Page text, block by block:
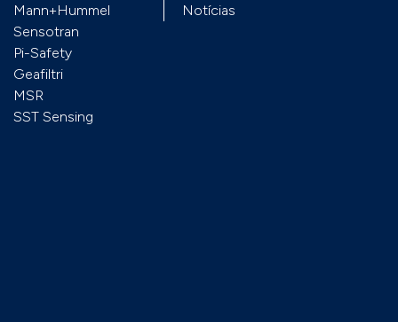
Mann+Hummel
Sensotran
Pi-Safety
Geafiltri
MSR
SST Sensing
Notícias